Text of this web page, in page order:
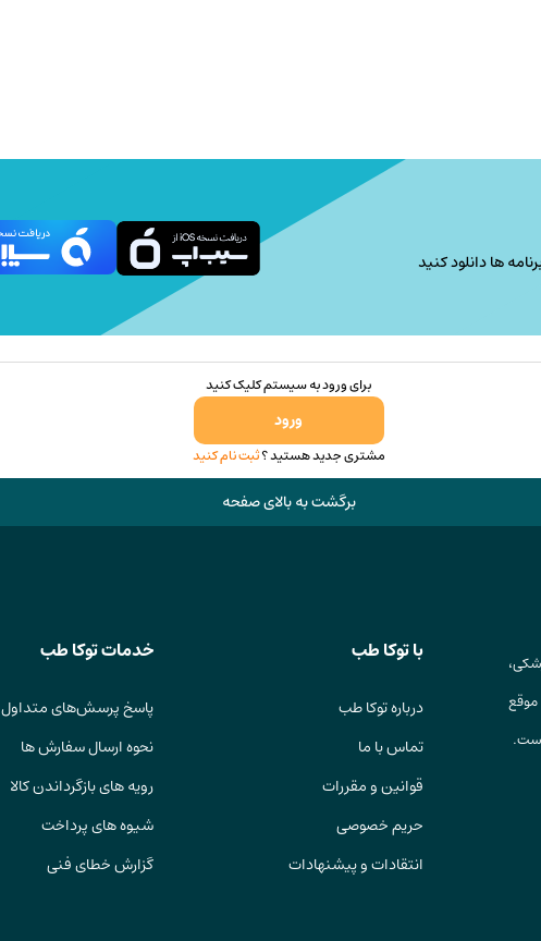
ها دانلود کنید
برای ورود به سیستم کلیک کنید
ورود
مشتری جدید هستید ؟ثبت نام کنید
برگشت به بالای صفحه
موقع
با توکا طب
درباره توکا طب
تماس با ما
قوانین و مقررات
حریم خصوصی
انتقادات و پیشنهادات
خدمات توکا طب
پاسخ پرسش‌های متداول
نحوه ارسال سفارش ها
رویه های بازگرداندن کالا
شیوه های پرداخت
گزارش خطای فنی